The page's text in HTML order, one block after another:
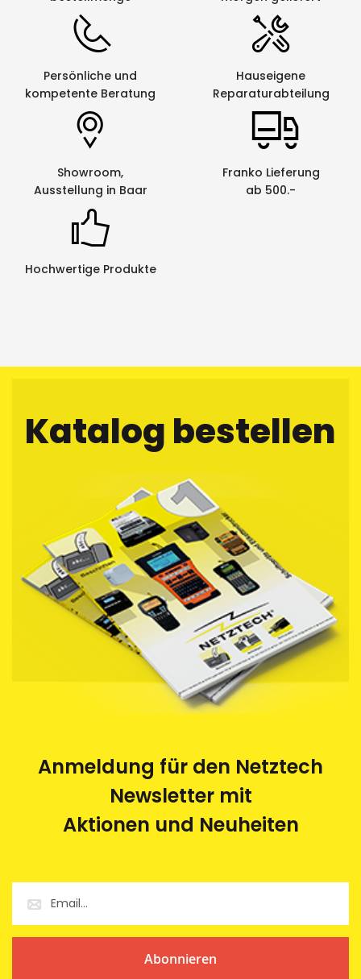
Persönliche und
kompetente Beratung
Hauseigene
Reparaturabteilung
Showroom,
Ausstellung in Baar
Franko Lieferung
ab 500.-
Hochwertige Produkte
Katalog bestellen
Anmeldung für den Netztech
Newsletter mit
Aktionen und Neuheiten
Abonnieren